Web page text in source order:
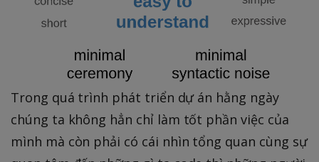
Trong quá trình phát triển dự án hằng ngày
chúng ta không hẳn chỉ làm tốt phần việc của
mình mà còn phải có cái nhìn tổng quan cùng sự